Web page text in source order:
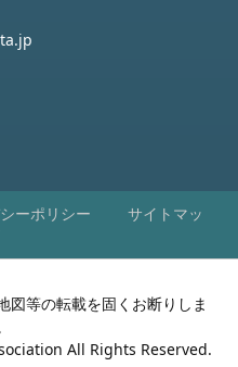
ーポリシー
サイトマッ
図等の転載を固くお断りしま
All Rights Reserved.